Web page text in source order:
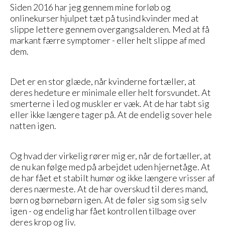
Siden 2016 har jeg gennem mine forløb og
onlinekurser hjulpet tæt på tusind kvinder med at
slippe lettere gennem overgangsalderen. Med at få
markant færre symptomer - eller helt slippe af med
dem.
Det er en stor glæde, når kvinderne fortæller, at
deres hedeture er minimale eller helt forsvundet. At
smerterne i led og muskler er væk. At de har tabt sig
eller ikke længere tager på. At de endelig sover hele
natten igen.
Og hvad der virkelig rører mig er, når de fortæller, at
de nu kan følge med på arbejdet uden hjernetåge. At
de har fået et stabilt humør og ikke længere vrisser af
deres nærmeste. At de har overskud til deres mand,
børn og børnebørn igen. At de føler sig som sig selv
igen - og endelig har fået kontrollen tilbage over
deres krop og liv.